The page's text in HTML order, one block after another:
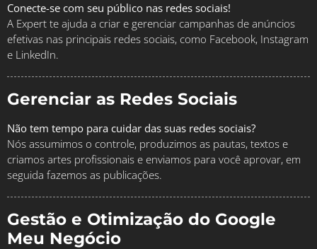
Conecte-se com seu público nas redes sociais!
A Expert te ajuda a criar e gerenciar campanhas de anúncios
efetivas nas principais redes sociais, como Facebook, Instagram
e LinkedIn.
Gerenciar as Redes Sociais
Não tem tempo para cuidar das suas redes sociais?
Nós assumimos o controle, produzimos as pautas, textos e
criamos artes profissionais e enviamos para você aprovar, em
seguida fazemos as publicações.
Gestão e Otimização do Google
Meu Negócio